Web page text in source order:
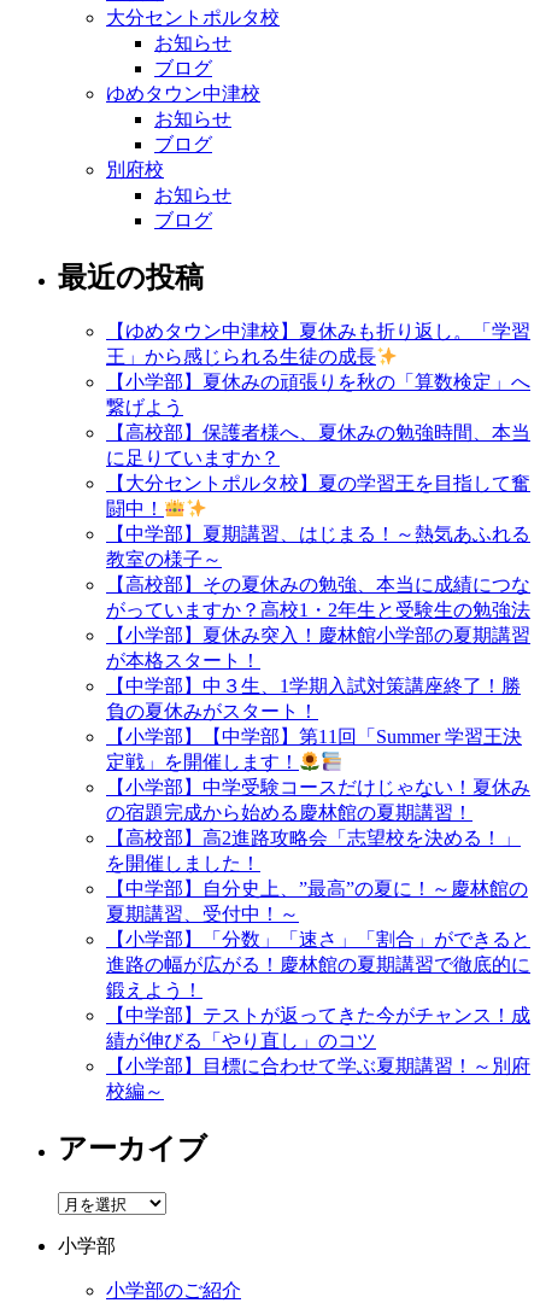
大分セントポルタ校
お知らせ
ブログ
ゆめタウン中津校
お知らせ
ブログ
別府校
お知らせ
ブログ
最近の投稿
【ゆめタウン中津校】夏休みも折り返し。「学習
王」から感じられる生徒の成長
【小学部】夏休みの頑張りを秋の「算数検定」へ
繋げよう
【高校部】保護者様へ、夏休みの勉強時間、本当
に足りていますか？
【大分セントポルタ校】夏の学習王を目指して奮
闘中！
【中学部】夏期講習、はじまる！～熱気あふれる
教室の様子～
【高校部】その夏休みの勉強、本当に成績につな
がっていますか？高校1・2年生と受験生の勉強法
【小学部】夏休み突入！慶林館小学部の夏期講習
が本格スタート！
【中学部】中３生、1学期入試対策講座終了！勝
負の夏休みがスタート！
【小学部】【中学部】第11回「Summer 学習王決
定戦」を開催します！
【小学部】中学受験コースだけじゃない！夏休み
の宿題完成から始める慶林館の夏期講習！
【高校部】高2進路攻略会「志望校を決める！」
を開催しました！
【中学部】自分史上、”最高”の夏に！～慶林館の
夏期講習、受付中！～
【小学部】「分数」「速さ」「割合」ができると
進路の幅が広がる！慶林館の夏期講習で徹底的に
鍛えよう！
【中学部】テストが返ってきた今がチャンス！成
績が伸びる「やり直し」のコツ
【小学部】目標に合わせて学ぶ夏期講習！～別府
校編～
アーカイブ
ア
カ
小学部
小学部のご紹介